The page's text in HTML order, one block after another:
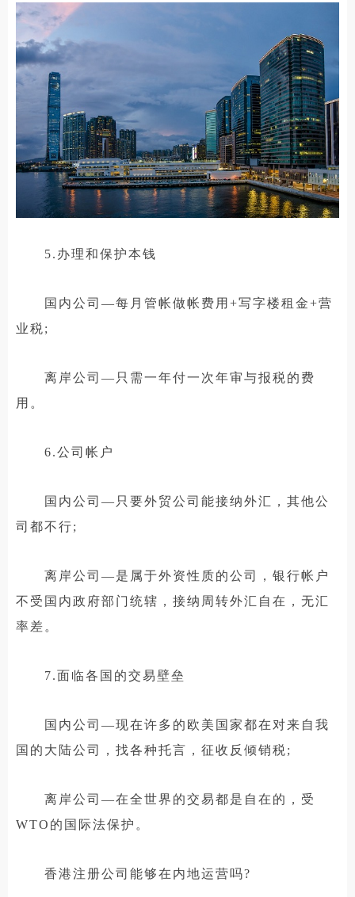
5.办理和保护本钱
国内公司—每月管帐做帐费用+写字楼租金+营
业税;
离岸公司—只需一年付一次年审与报税的费
用。
6.公司帐户
国内公司—只要外贸公司能接纳外汇，其他公
司都不行;
离岸公司—是属于外资性质的公司，银行帐户
不受国内政府部门统辖，接纳周转外汇自在，无汇
率差。
7.面临各国的交易壁垒
国内公司—现在许多的欧美国家都在对来自我
国的大陆公司，找各种托言，征收反倾销税;
离岸公司—在全世界的交易都是自在的，受
WTO的国际法保护。
香港注册公司能够在内地运营吗?